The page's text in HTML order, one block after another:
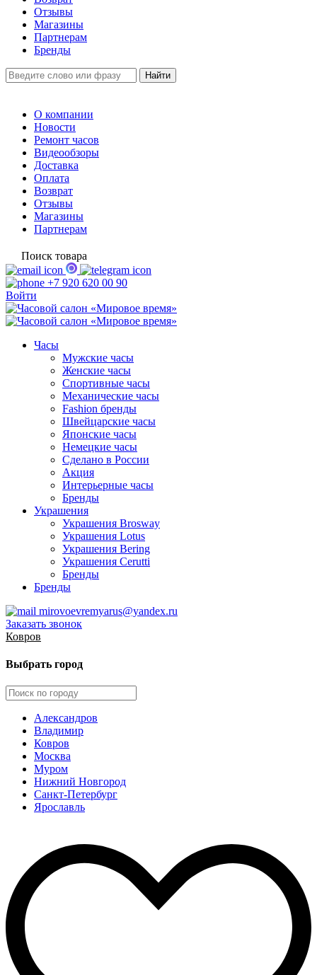
Отзывы
Магазины
Партнерам
Бренды
О компании
Новости
Ремонт часов
Видеообзоры
Доставка
Оплата
Возврат
Отзывы
Магазины
Партнерам
Поиск товара
+7 920 620 00 90
Войти
Часы
Мужские часы
Женские часы
Спортивные часы
Механические часы
Fashion бренды
Швейцарские часы
Японские часы
Немецкие часы
Сделано в России
Акция
Интерьерные часы
Бренды
Украшения
Украшения Brosway
Украшения Lotus
Украшения Bering
Украшения Cerutti
Бренды
Бренды
mirovoevremyarus@yandex.ru
Заказать звонок
Ковров
Выбрать город
Александров
Владимир
Ковров
Москва
Муром
Нижний Новгород
Санкт-Петербург
Ярославль